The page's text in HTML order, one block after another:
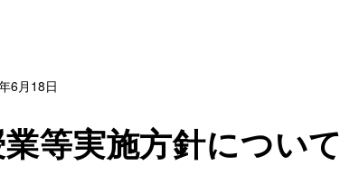
6月18日
等実施方針について